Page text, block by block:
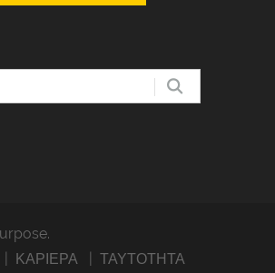
ΚΑΡΙΕΡΑ ΤΑΥΤΟΤΗΤΑ